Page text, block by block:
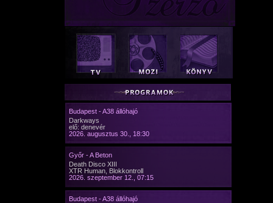
Budapest - A38 állóhajó
Darkways
elő: denevér
2026. augusztus 30., 18:30
Győr - A Beton
Death Disco XIII
XTR Human, Blokkontroll
2026. szeptember 12., 07:15
Budapest - A38 állóhajó